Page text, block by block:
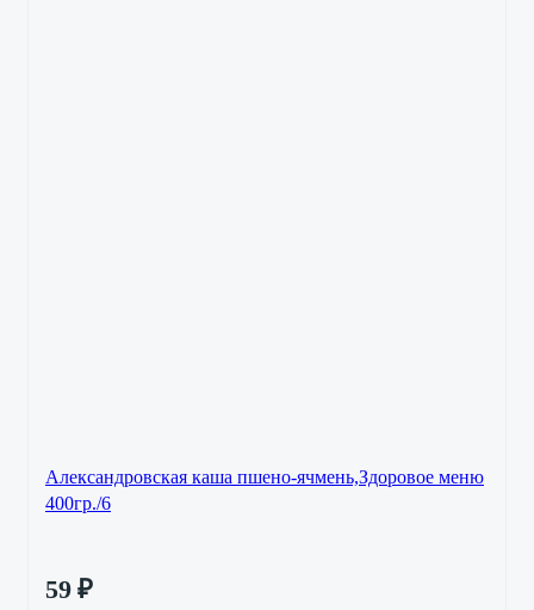
Александровская каша пшено-ячмень,Здоровое меню
400гр./6
59 ₽